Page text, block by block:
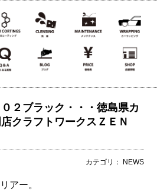
２ブラック・・・徳島県カ
クラフトワークスＺＥＮ
カテゴリ： NEWS
アー。